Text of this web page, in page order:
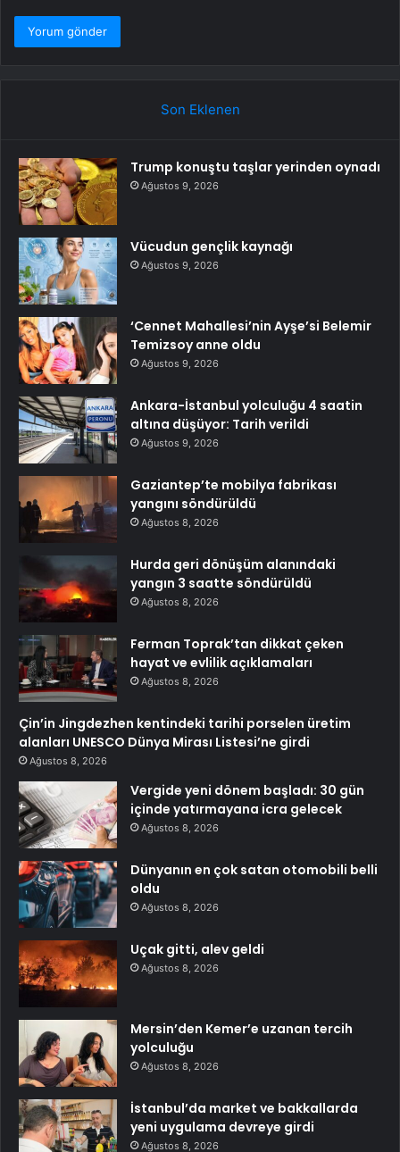
Son Eklenen
Trump konuştu taşlar yerinden oynadı
Ağustos 9, 2026
Vücudun gençlik kaynağı
Ağustos 9, 2026
‘Cennet Mahallesi’nin Ayşe’si Belemir
Temizsoy anne oldu
Ağustos 9, 2026
Ankara-İstanbul yolculuğu 4 saatin
altına düşüyor: Tarih verildi
Ağustos 9, 2026
Gaziantep’te mobilya fabrikası
yangını söndürüldü
Ağustos 8, 2026
Hurda geri dönüşüm alanındaki
yangın 3 saatte söndürüldü
Ağustos 8, 2026
Ferman Toprak’tan dikkat çeken
hayat ve evlilik açıklamaları
Ağustos 8, 2026
Çin’in Jingdezhen kentindeki tarihi porselen üretim
alanları UNESCO Dünya Mirası Listesi’ne girdi
Ağustos 8, 2026
Vergide yeni dönem başladı: 30 gün
içinde yatırmayana icra gelecek
Ağustos 8, 2026
Dünyanın en çok satan otomobili belli
oldu
Ağustos 8, 2026
Uçak gitti, alev geldi
Ağustos 8, 2026
Mersin’den Kemer’e uzanan tercih
yolculuğu
Ağustos 8, 2026
İstanbul’da market ve bakkallarda
yeni uygulama devreye girdi
Ağustos 8, 2026